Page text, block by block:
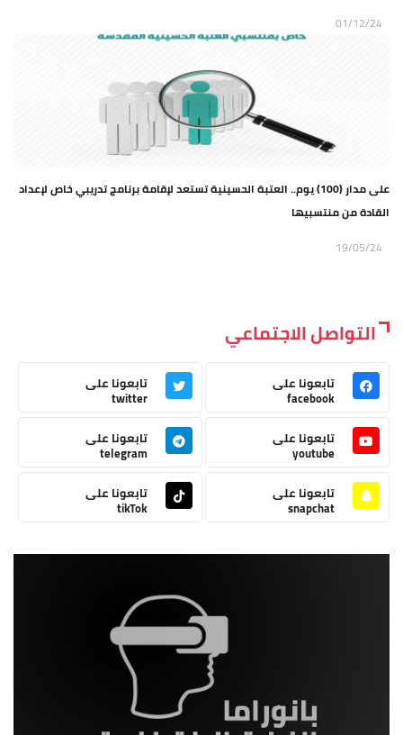
01/12/24
على مدار (100) يوم.. العتبة الحسينية تستعد لإقامة برنامج تدريبي خاص لإعداد
القادة من منتسبيها
19/05/24
التواصل الاجتماعي
تابعونا على
facebook
تابعونا على
twitter
تابعونا على
youtube
تابعونا على
telegram
تابعونا على
snapchat
تابعونا على
tikTok